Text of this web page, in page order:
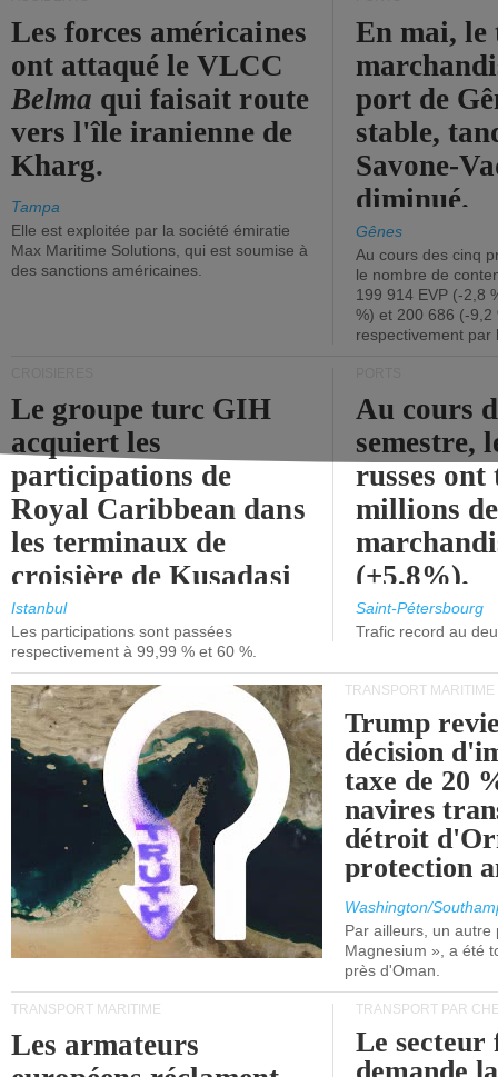
Les forces américaines
ont attaqué le VLCC
Belma qui faisait route
vers l'île iranienne de
Kharg.
Tampa
Elle est exploitée par la société émiratie
Max Maritime Solutions, qui est soumise à
des sanctions américaines.
En mai, le
port de
stable,
Savone-
diminué.
Gênes
Au cours des cinq
le nombre de
199 914 EVP (-2,8
%) et 200 686 (-9,2
respectivement par
Le groupe turc GIH
acquiert les
participations de
Royal Caribbean dans
les terminaux de
croisière de Kusadasi
et de Lisbonne.
Istanbul
Les participations sont passées
respectivement à 99,99 % et 60 %.
Au cours
semestre,
russes
millions
(+5,8%).
Saint-Pétersbourg
Trafic record au
TRANSPORT MARITIME
Trump
décision
taxe de 20
navires
détroit
protection
Washington/
Par ailleurs, un autre
Magnesium », a été
près d'Oman.
TRANSPORT MARITIME
Les armateurs
TRANSPORT PAR
Le